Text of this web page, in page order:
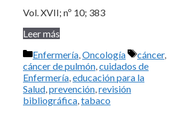
Vol. XVII; nº 10; 383
Leer más
Categorías
Enfermería,Oncología Etiquetas
cáncer,
cáncer de pulmón,cuidados de
Enfermería,educación para la
Salud,prevención,revisión
bibliográfica,tabaco